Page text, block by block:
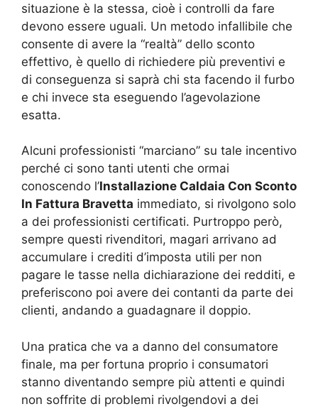
situazione è la stessa, cioè i controlli da fare
devono essere uguali. Un metodo infallibile che
consente di avere la “realtà” dello sconto
effettivo, è quello di richiedere più preventivi e
di conseguenza si saprà chi sta facendo il furbo
e chi invece sta eseguendo l’agevolazione
esatta.
Alcuni professionisti “marciano” su tale incentivo
perché ci sono tanti utenti che ormai
conoscendo l’Installazione Caldaia Con Sconto
In Fattura Bravetta immediato, si rivolgono solo
a dei professionisti certificati. Purtroppo però,
sempre questi rivenditori, magari arrivano ad
accumulare i crediti d’imposta utili per non
pagare le tasse nella dichiarazione dei redditi, e
preferiscono poi avere dei contanti da parte dei
clienti, andando a guadagnare il doppio.
Una pratica che va a danno del consumatore
finale, ma per fortuna proprio i consumatori
stanno diventando sempre più attenti e quindi
non soffrite di problemi rivolgendovi a dei